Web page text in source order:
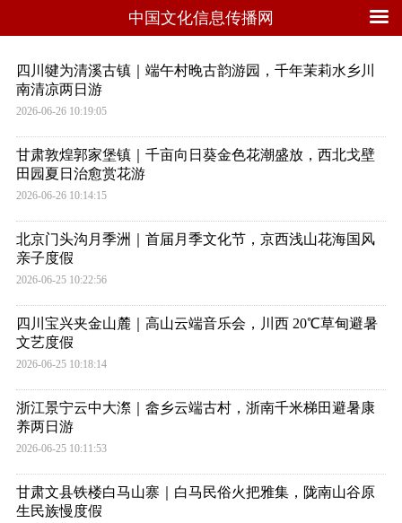
中国文化信息传播网
四川犍为清溪古镇｜端午村晚古韵游园，千年茉莉水乡川
南清凉两日游
2026-06-26 10:19:05
甘肃敦煌郭家堡镇｜千亩向日葵金色花潮盛放，西北戈壁
田园夏日治愈赏花游
2026-06-26 10:14:15
北京门头沟月季洲｜首届月季文化节，京西浅山花海国风
亲子度假
2026-06-25 10:22:56
四川宝兴夹金山麓｜高山云端音乐会，川西 20℃草甸避暑
文艺度假
2026-06-25 10:18:14
浙江景宁云中大漈｜畲乡云端古村，浙南千米梯田避暑康
养两日游
2026-06-25 10:11:53
甘肃文县铁楼白马山寨｜白马民俗火把雅集，陇南山谷原
生民族慢度假